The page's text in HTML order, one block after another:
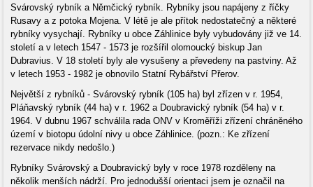
Svárovský rybník a Němčický rybník. Rybníky jsou napájeny z říčky
Rusavy a z potoka Mojena. V létě je ale přítok nedostatečný a některé
rybníky vysychají. Rybníky u obce Záhlinice byly vybudovány již ve 14.
století a v letech 1547 - 1573 je rozšířil olomoucký biskup Jan
Dubravius. V 18 století byly ale vysušeny a převedeny na pastviny. Až
v letech 1953 - 1982 je obnovilo Statní Rybářství Přerov.
Největší z rybníků - Svárovský rybník (105 ha) byl zřízen v r. 1954,
Pláňavský rybník (44 ha) v r. 1962 a Doubravický rybník (54 ha) v r.
1964. V dubnu 1967 schválila rada ONV v Kroměříži zřízení chráněného
území v biotopu údolní nivy u obce Záhlinice. (pozn.: Ke zřízení
rezervace nikdy nedošlo.)
Rybníky Svárovský a Doubravický byly v roce 1978 rozděleny na
několik menších nádrží. Pro jednodušší orientaci jsem je označil na